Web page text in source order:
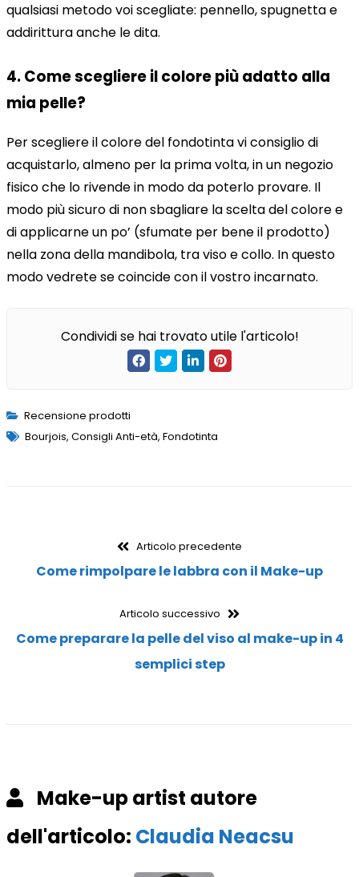
qualsiasi metodo voi scegliate: pennello, spugnetta e
addirittura anche le dita.
4. Come scegliere il colore più adatto alla
mia pelle?
Per scegliere il colore del fondotinta vi consiglio di
acquistarlo, almeno per la prima volta, in un negozio
fisico che lo rivende in modo da poterlo provare. Il
modo più sicuro di non sbagliare la scelta del colore e
di applicarne un po’ (sfumate per bene il prodotto)
nella zona della mandibola, tra viso e collo. In questo
modo vedrete se coincide con il vostro incarnato.
Condividi se hai trovato utile l'articolo!
Recensione prodotti
Bourjois, Consigli Anti-età, Fondotinta
Articolo precedente
Come rimpolpare le labbra con il Make-up
Articolo successivo
Come preparare la pelle del viso al make-up in 4
semplici step
Make-up artist autore
dell'articolo: Claudia Neacsu